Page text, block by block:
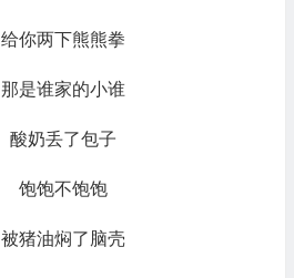
给你两下熊熊拳
那是谁家的小谁
酸奶丢了包子
饱饱不饱饱
被猪油焖了脑壳